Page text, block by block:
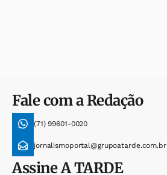
Fale com a Redação
(71) 99601-0020
jornalismoportal@grupoatarde.com.br
AssineA TARDE